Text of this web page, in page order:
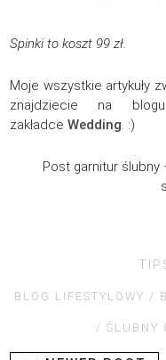
Spinki to koszt 99 zł.
Moje wszystkie artykuły
znajdziecie na
zakładceWedding. :)
Post garnitur
BLOG LIFESTYLOWY
ŚLUBNY